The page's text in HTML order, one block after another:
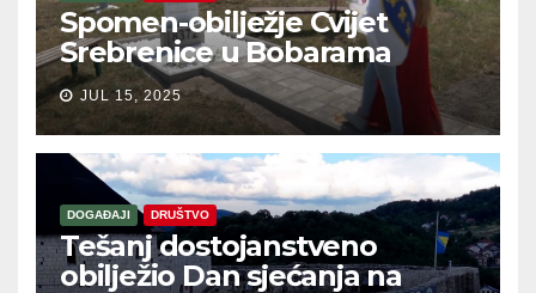
Spomen-obilježje Cvijet
Srebrenice u Bobarama
JUL 15, 2025
DOGAĐAJI DRUŠTVO
Tešanj dostojanstveno
obilježio Dan sjećanja na